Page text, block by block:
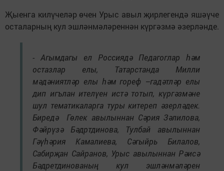
Җыенга килүчеләр өчен Урыс авыл җирлегендә яшәүче
осталарның кул эшләнмәләреннән күргәзмә әзерләнде.
- Агымдагы ел Россиядә Педагоглар һәм
остазлар елы, Татарстанда Милли
мәдәниятләр елы һәм гореф –гадәтләр елы
дип игълан ителүен истә тотып, күргәзмәне
шул тематикаларга туры китереп әзерләдек.
Биредә Гөлек авылыннан Сәрия Зәлилова,
Фәйрүзә Бәдртдинова, Тулбай авылыннан
Гәүһәрия Камалиева, Сәгыйрь Билалов,
Сабирҗан Сайранов, Урыс авылыннан Рәисә
Бәдретдинованың кул эшләнмәләрен